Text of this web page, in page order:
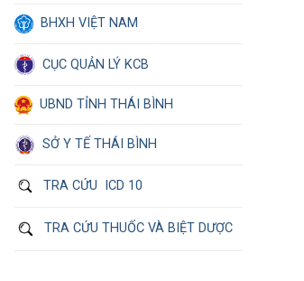
BHXH VIỆT NAM
CỤC QUẢN LÝ KCB
UBND TỈNH THÁI BÌNH
SỞ Y TẾ THÁI BÌNH
TRA CỨU ICD 10
TRA CỨU THUỐC VÀ BIỆT DƯỢC